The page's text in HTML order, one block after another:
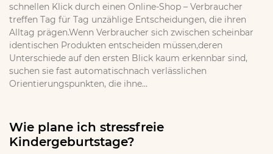
schnellen Klick durch einen Online-Shop – Verbraucher
treffen Tag für Tag unzählige Entscheidungen, die ihren
Alltag prägen.Wenn Verbraucher sich zwischen scheinbar
identischen Produkten entscheiden müssen,deren
Unterschiede auf den ersten Blick kaum erkennbar sind,
suchen sie fast automatischnach verlässlichen
Orientierungspunkten, die ihne...
Wie plane ich stressfreie
Kindergeburtstage?